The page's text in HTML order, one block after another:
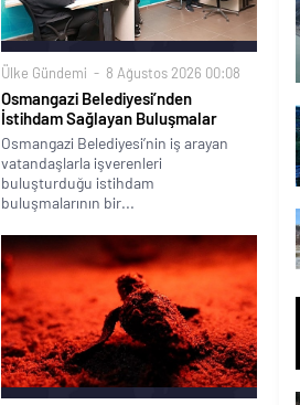
Ülke Gündemi 8 Ağustos 2026 00:08
Osmangazi Belediyesi’nden
İstihdam Sağlayan Buluşmalar
Osmangazi Belediyesi’nin iş arayan
vatandaşlarla işverenleri
buluşturduğu istihdam
buluşmalarının bir...